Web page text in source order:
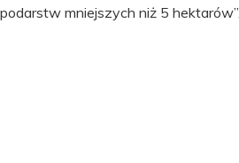
mniejszych niż 5 hektarów”.